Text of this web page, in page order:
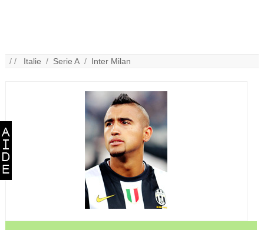
/ / Italie / Serie A / Inter Milan